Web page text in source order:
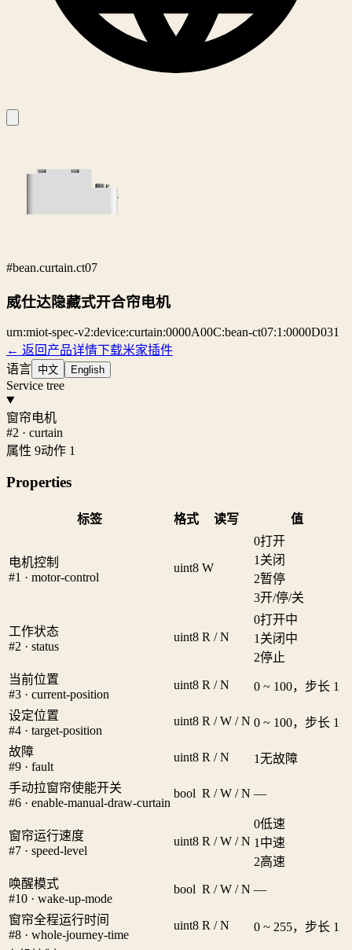
#bean.curtain.ct07
威仕达隐藏式开合帘电机
urn:miot-spec-v2:device:curtain:0000A00C:bean-ct07:1:0000D031
← 返回产品详情下载米家插件
语言 中文 English
Service tree
窗帘电机
#2 · curtain
属性 9动作 1
Properties
标签 格式 读写 值
电机控制
#1 · motor-control
uint8 W
0打开
1 关闭
2暂停
3开/停/关
工作状态
#2 · status
uint8 R / N
0打开中
1 关闭中
2停止
当前位置
#3 · current-position
uint8 R / N 0 ~ 100，步长 1
设定位置
#4 · target-position
uint8 R / W / N 0 ~ 100，步长 1
故障
#9 · fault
uint8 R / N 1无故障
手动拉窗帘使能开关
#6 · enable-manual-draw-curtain
bool R / W / N —
窗帘运行速度
#7 · speed-level
uint8 R / W / N
0低速
1 中速
2高速
唤醒模式
#10 · wake-up-mode
bool R / W / N —
窗帘全程运行时间
#8 · whole-journey-time
uint8 R / N 0 ~ 255，步长 1